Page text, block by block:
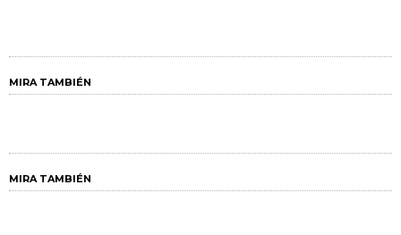
MIRA TAMBIÉN
MIRA TAMBIÉN